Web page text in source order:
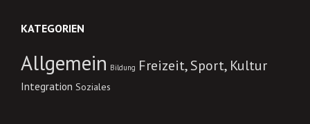
KATEGORIEN
Allgemein Bildung Freizeit, Sport, Kultur
Integration Soziales